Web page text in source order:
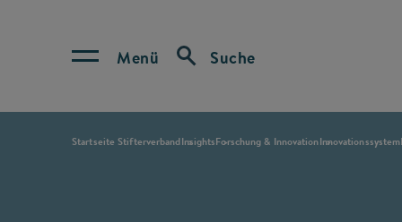
Menü Suche
Startseite StifterverbandInsightsForschung & InnovationInnovationssystem